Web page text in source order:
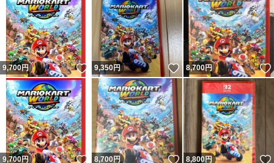
9,700円 いいね！
9,350円 いいね！
8,700円
9,700円 いいね！
8,700円 いいね！
8,800円